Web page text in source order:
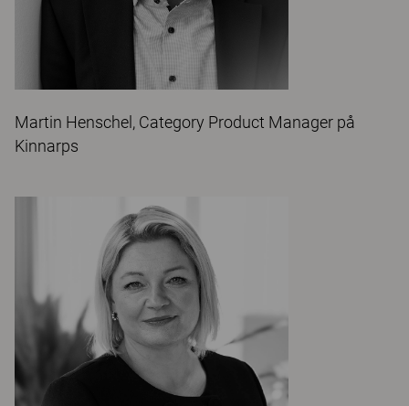
Martin Henschel, Category Product Manager på
Kinnarps